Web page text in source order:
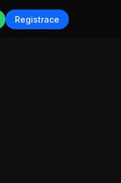
Registrace